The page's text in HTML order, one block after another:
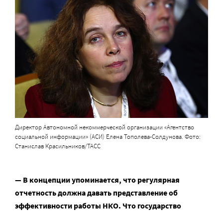
Директор Автономной некоммерческой организации «Агентство
социальной информации» (АСИ) Елена Тополева-Солдунова. Фото:
Станислав Красильников/ТАСС
— В концепции упоминается, что регулярная
отчетность должна давать представление об
эффективности работы НКО. Что государство